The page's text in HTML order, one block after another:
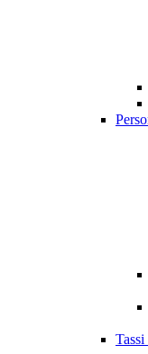
Tassi